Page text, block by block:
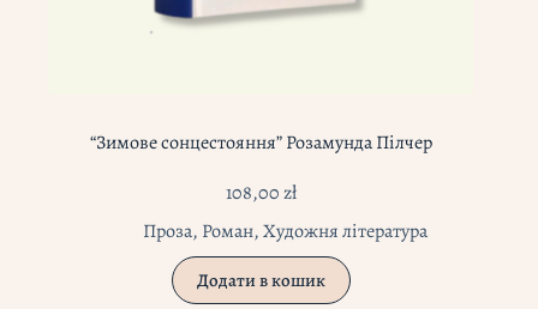
“Зимове сонцестояння” Розамунда Пілчер
108,00zł
Проза, Роман,Художня література
Додати в кошик